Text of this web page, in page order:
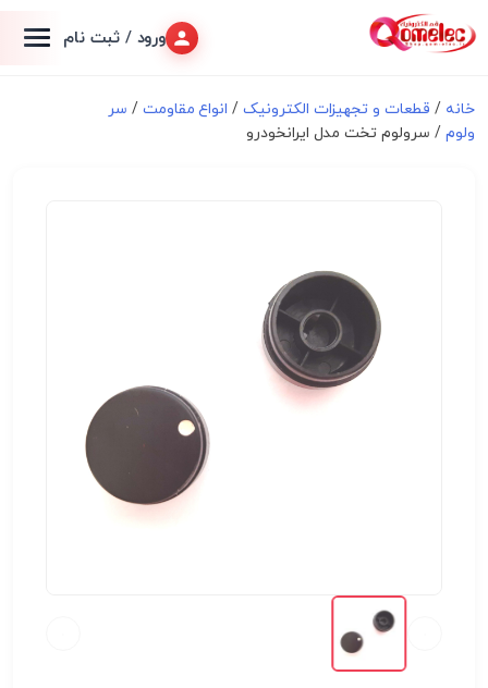
ورود / ثبت نام
خانه / قطعات و تجهیزات الکترونیک/ انواع مقاومت / سر
ولوم / سرولوم تخت مدل ایرانخودرو